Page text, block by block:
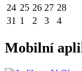
24 25 26 27 28
31 1 2 3 4
Mobilní